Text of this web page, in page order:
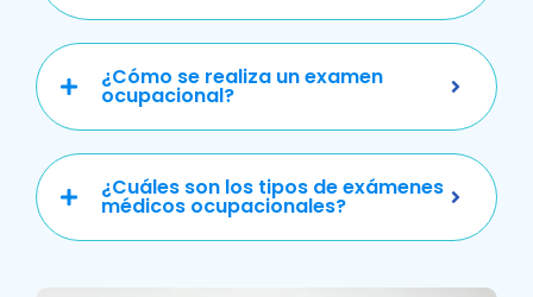
¿Cómo se realiza un examen
ocupacional?
¿Cuáles son los tipos de exámenes
médicos ocupacionales?